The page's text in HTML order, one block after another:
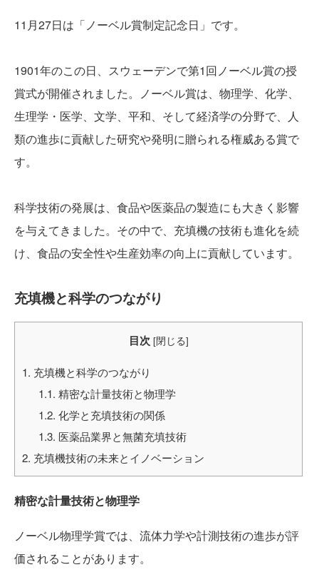
11月27日は「ノーベル賞制定記念日」です。
1901年のこの日、スウェーデンで第1回ノーベル賞の授
賞式が開催されました。ノーベル賞は、物理学、化学、
生理学・医学、文学、平和、そして経済学の分野で、人
類の進歩に貢献した研究や発明に贈られる権威ある賞で
す。
科学技術の発展は、食品や医薬品の製造にも大きく影響
を与えてきました。その中で、充填機の技術も進化を続
け、食品の安全性や生産効率の向上に貢献しています。
充填機と科学のつながり
目次 [閉じる]
1. 充填機と科学のつながり
1.1. 精密な計量技術と物理学
1.2. 化学と充填技術の関係
1.3. 医薬品業界と無菌充填技術
2. 充填機技術の未来とイノベーション
精密な計量技術と物理学
ノーベル物理学賞では、流体力学や計測技術の進歩が評
価されることがあります。